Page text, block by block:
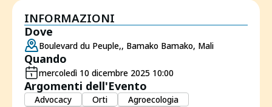
INFORMAZIONI
Dove
Boulevard du Peuple,, Bamako Bamako, Mali
Quando
mercoledì 10 dicembre 2025 10:00
Argomenti dell'Evento
Advocacy Orti
Agroecologia